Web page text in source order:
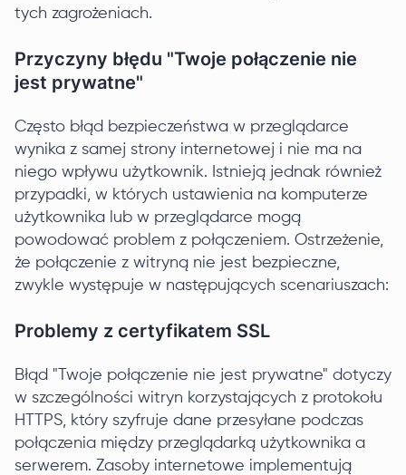
tych zagrożeniach.
Przyczyny błędu "Twoje połączenie nie
jest prywatne"
Często błąd bezpieczeństwa w przeglądarce
wynika z samej strony internetowej i nie ma na
niego wpływu użytkownik. Istnieją jednak również
przypadki, w których ustawienia na komputerze
użytkownika lub w przeglądarce mogą
powodować problem z połączeniem. Ostrzeżenie,
że połączenie z witryną nie jest bezpieczne,
zwykle występuje w następujących scenariuszach:
Problemy z certyfikatem SSL
Błąd "Twoje połączenie nie jest prywatne" dotyczy
w szczególności witryn korzystających z protokołu
HTTPS, który szyfruje dane przesyłane podczas
połączenia między przeglądarką użytkownika a
serwerem. Zasoby internetowe implementują